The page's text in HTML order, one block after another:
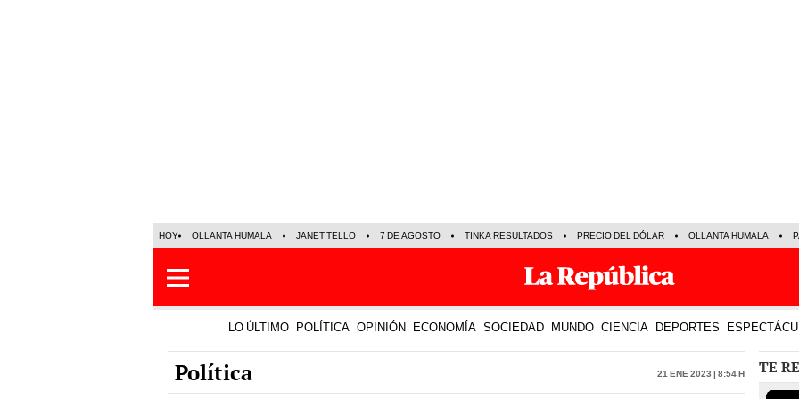
HOY OLLANTA HUMALA JANET TELLO 7 DE AGOSTO TINKA RESULTADOS PRECIO DEL DÓLAR OLLANTA HUMALA
LO ÚLTIMO POLÍTICA OPINIÓN ECONOMÍA SOCIEDAD MUNDO CIENCIA DEPORTES
Política 21 Ene 2023 | 8:54 h TE